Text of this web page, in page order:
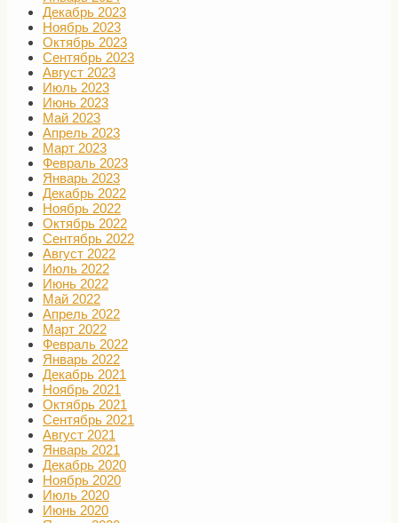
Декабрь 2023
Ноябрь 2023
Октябрь 2023
Сентябрь 2023
Август 2023
Июль 2023
Июнь 2023
Май 2023
Апрель 2023
Март 2023
Февраль 2023
Январь 2023
Декабрь 2022
Ноябрь 2022
Октябрь 2022
Сентябрь 2022
Август 2022
Июль 2022
Июнь 2022
Май 2022
Апрель 2022
Март 2022
Февраль 2022
Январь 2022
Декабрь 2021
Ноябрь 2021
Октябрь 2021
Сентябрь 2021
Август 2021
Январь 2021
Декабрь 2020
Ноябрь 2020
Июль 2020
Июнь 2020